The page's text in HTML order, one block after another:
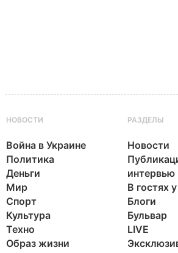
НОВОСТИ
Война в Украине
Политика
Деньги
Мир
Спорт
Культура
Техно
Образ жизни
РАЗДЕЛЫ
Новости
интервью
В гостях
Блоги
Бульвар
LIVE